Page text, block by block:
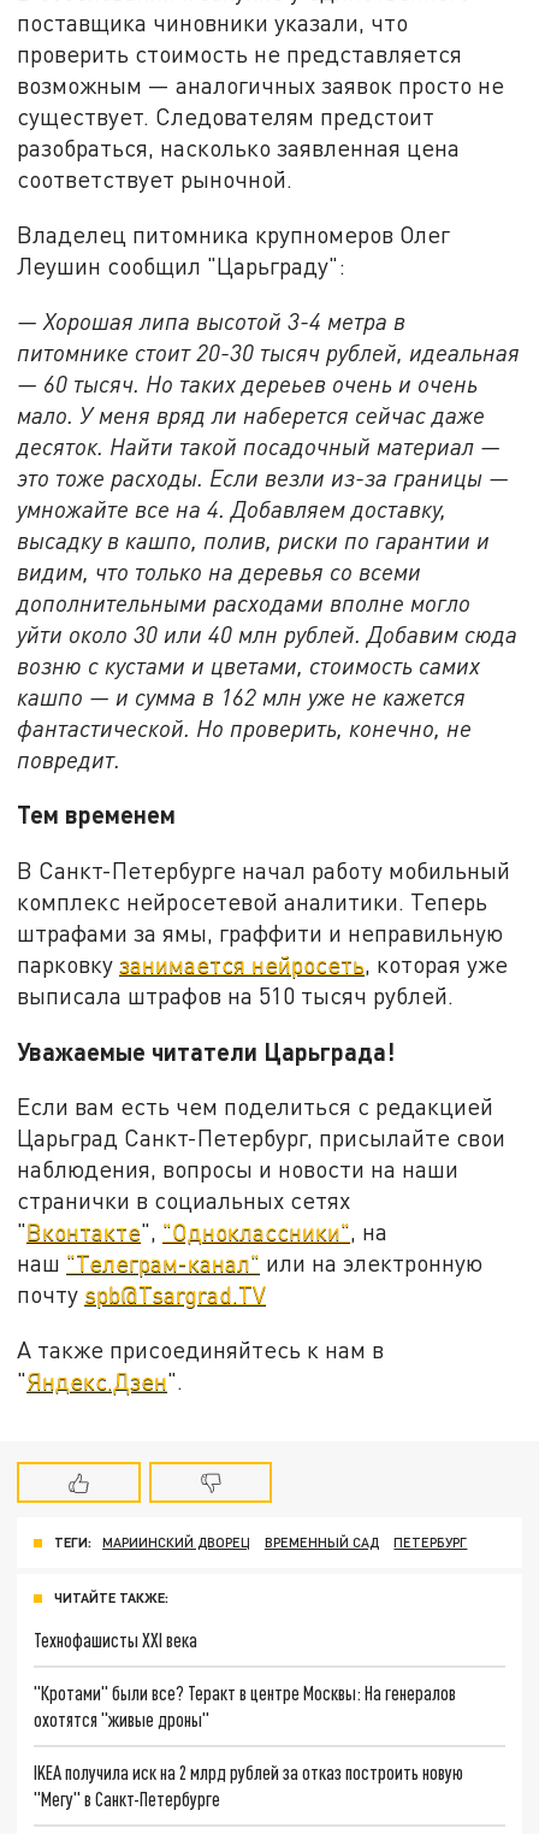
поставщика чиновники указали, что
проверить стоимость не представляется
возможным — аналогичных заявок просто не
существует. Следователям предстоит
разобраться, насколько заявленная цена
соответствует рыночной.
Владелец питомника крупномеров Олег
Леушин сообщил "Царьграду":
— Хорошая липа высотой 3-4 метра в
питомнике стоит 20-30 тысяч рублей, идеальная
— 60 тысяч. Но таких дереьев очень и очень
мало. У меня вряд ли наберется сейчас даже
десяток. Найти такой посадочный материал —
это тоже расходы. Если везли из-за границы —
умножайте все на 4. Добавляем доставку,
высадку в кашпо, полив, риски по гарантии и
видим, что только на деревья со всеми
дополнительными расходами вполне могло
уйти около 30 или 40 млн рублей. Добавим сюда
возню с кустами и цветами, стоимость самих
кашпо — и сумма в 162 млн уже не кажется
фантастической. Но проверить, конечно, не
повредит.
Тем временем
В Санкт-Петербурге начал работу мобильный
комплекс нейросетевой аналитики. Теперь
штрафами за ямы, граффити и неправильную
парковкузанимается нейросеть, которая уже
выписала штрафов на 510 тысяч рублей.
Уважаемые читатели Царьграда!
Если вам есть чем поделиться с редакцией
Царьград Санкт-Петербург, присылайте свои
наблюдения, вопросы и новости на наши
странички в социальных сетях
"Вконтакте", "Одноклассники", на
наш "Телеграм-канал" или на электронную
почту spb@Tsargrad.TV
А также присоединяйтесь к нам в
"Яндекс.Дзен".
ТЕГИ: МАРИИНСКИЙ ДВОРЕЦ ВРЕМЕННЫЙ САД ПЕТЕРБУРГ
ЧИТАЙТЕ ТАКЖЕ:
Технофашисты XXI века
"Кротами" были все? Теракт в центре Москвы: На генералов
охотятся "живые дроны"
IKEA получила иск на 2 млрд рублей за отказ построить новую
"Мегу" в Санкт-Петербурге